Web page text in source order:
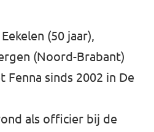
(50 jaar),
(Noord-Brabant)
Fenna sinds 2002 in De
als officier bij de